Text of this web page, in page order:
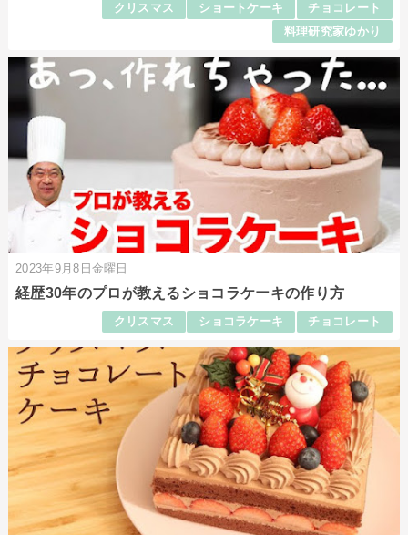
クリスマス ショートケーキ
チョコレート
料理研究家ゆかり
2023年9月8日金曜日
経歴30年のプロが教えるショコラケーキの作り方
クリスマス ショコラケーキ チョコレート